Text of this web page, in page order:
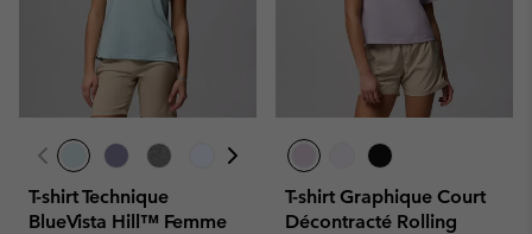
T-shirt Technique
BlueVista Hill™ Femme
T-shirt Graphique Court
Décontracté Rolling